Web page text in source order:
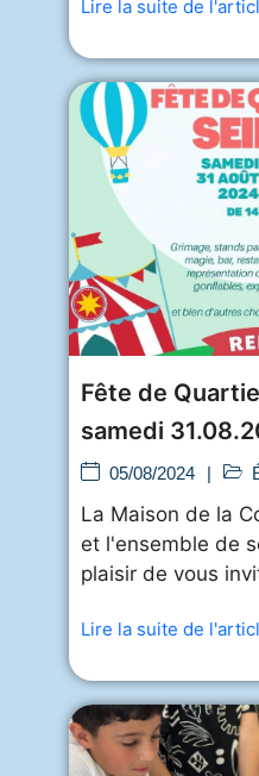
Lire la suite de
Fête de
samedi
20h00
05/08/2024 |
La Maison de la
et l'ensemble de
plaisir de vous
Lire la suite de